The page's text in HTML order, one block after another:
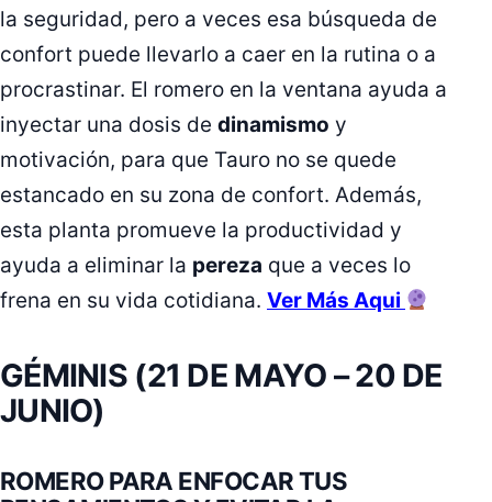
la seguridad, pero a veces esa búsqueda de
confort puede llevarlo a caer en la rutina o a
procrastinar. El romero en la ventana ayuda a
inyectar una dosis de dinamismo y
motivación, para que Tauro no se quede
estancado en su zona de confort. Además,
esta planta promueve la productividad y
ayuda a eliminar la pereza que a veces lo
frena en su vida cotidiana. Ver Más Aqui
GÉMINIS (21 DE MAYO – 20 DE
JUNIO)
ROMERO PARA ENFOCAR TUS